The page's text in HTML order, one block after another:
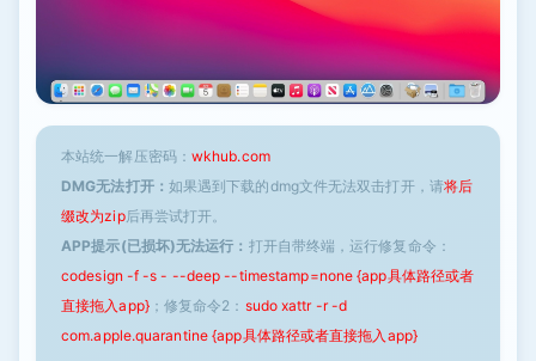
本站统一解压密码： wkhub.com
DMG无法打开： 如果遇到下载的dmg文件无法双击打开，请将后
缀改为zip后再尝试打开。
APP提示(已损坏)无法运行： 打开自带终端，运行修复命令：
codesign -f -s - --deep --timestamp=none {app具体路径或者
直接拖入app}；修复命令2： sudo xattr -r -d
com.apple.quarantine {app具体路径或者直接拖入app}